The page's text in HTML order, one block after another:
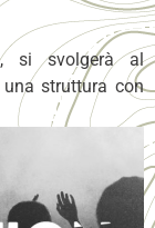
si svolgerà al
struttura con